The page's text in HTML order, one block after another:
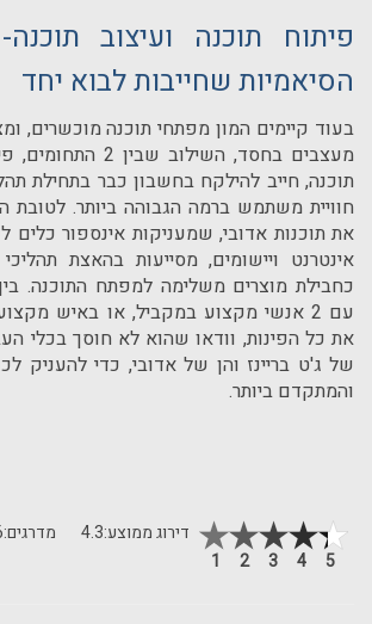
הסיאמיות שחייבות לבוא יחד
בעוד קיימים המון מפתחי תוכנה מוכשרים,
מעצבים בחסד, השילוב
תוכנה, חייב להילקח בחשבון כבר בתחילת
חוויית משתמש ברמה הגבוהה ביותר. לטובת
את תוכנות אדובי, שמעניקות אינספור כלים
אינטרנט ויישומים, מסייעות בהאצת
כחבילת מוצרים משלימה למפתח התוכנה.
עם 2 אנשי מקצוע במקביל, או באיש
את כל הפינות, וודאו שהוא לא חוסך בכלי
של ג'ט בריינז והן של אדובי, כדי להעניק
והמתקדם ביותר.
דירוג ממוצע:4.3 מדרגים:
5
4
3
2
1